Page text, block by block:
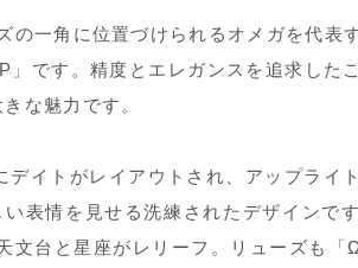
一角に位置づけられるオメガを代表
です。精度とエレガンスを追求した
な魅力です。
イトがレイアウトされ、アップライ
表情を見せる洗練されたデザインで
台と星座がレリーフ。リューズも「